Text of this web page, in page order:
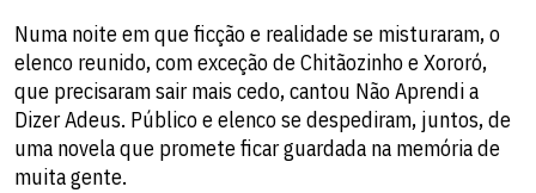
Numa noite em que ficção e realidade se misturaram, o
elenco reunido, com exceção de Chitãozinho e Xororó,
que precisaram sair mais cedo, cantou Não Aprendi a
Dizer Adeus. Público e elenco se despediram, juntos, de
uma novela que promete ficar guardada na memória de
muita gente.